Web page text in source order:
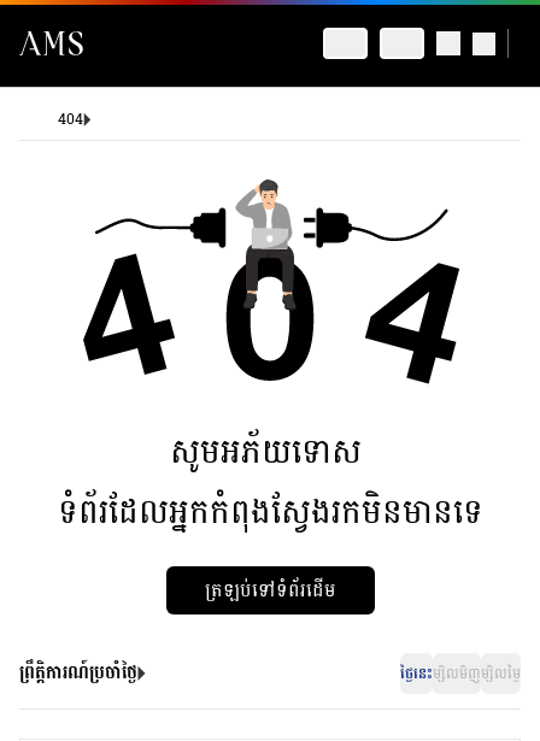
404
សូមអភ័យទោស
ទំព័រដែលអ្នកកំពុងស្វែងរកមិនមានទេ
ត្រឡប់ទៅទំព័រដើម
ព្រឹត្តិការណ៍ប្រចាំថ្ងៃ ថ្ងៃនេះម្សិលមិញម្សិលម្ងៃ